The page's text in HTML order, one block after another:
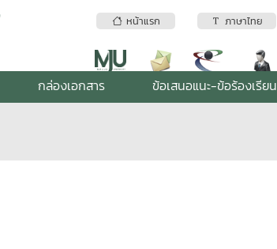
หน้าแรก ภาษาไทย
กล่องเอกสาร ข้อเสนอแนะ-ข้อร้องเรียน